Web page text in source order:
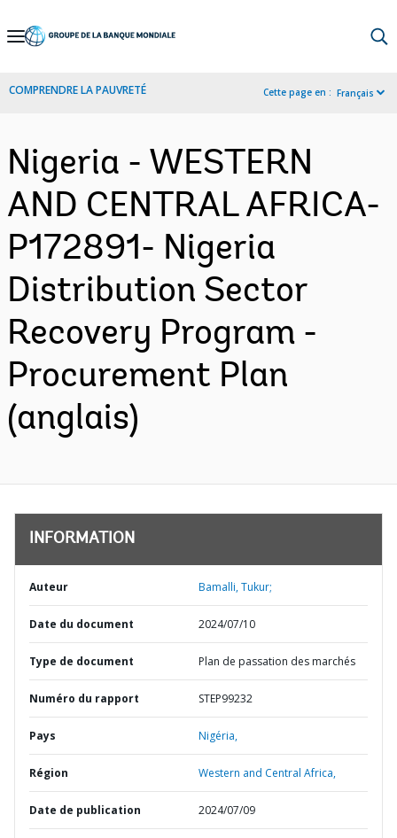
Skip
Navigation
COMPRENDRE LA PAUVRETÉ Cette page en : Français
Nigeria - WESTERN
AND CENTRAL AFRICA-
P172891- Nigeria
Distribution Sector
Recovery Program -
Procurement Plan
(anglais)
INFORMATION
Auteur Bamalli, Tukur;
Date du document 2024/07/10
Type de document Plan de passation des marchés
Numéro du rapport STEP99232
Pays Nigéria,
Région Western and Central Africa,
Date de publication 2024/07/09